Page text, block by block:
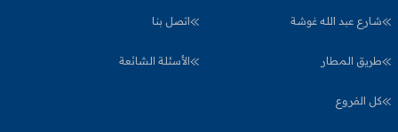
شارع عبد الله غوشة
طريق المطار
كل الفروع
اتصل بنا
الأسئلة الشائعة